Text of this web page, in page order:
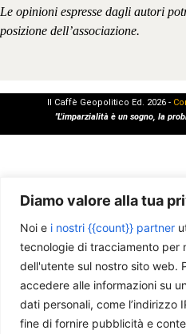
Diamo valore alla tua
Noi e i nostri {{count}} partner
tecnologie di tracciamento per
dell'utente sul nostro sito web.
accedere alle informazioni su
dati personali, come l’indirizzo
fine di fornire pubblicità e
Le opinioni espresse dagli autori
posizione dell’associazione.
Il Caffè Geopolitico Ed. 2026 -
"L'imparzialità è un sogno, la